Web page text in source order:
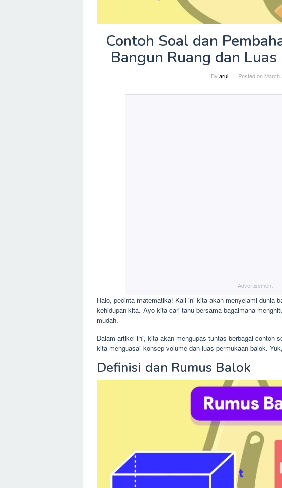
Contoh Soal dan
Bangun Ruang dan
By arul Posted on March
Advertisement
Halo, pecinta matematika! Kali ini kita akan menyelami dunia
kehidupan kita. Ayo kita cari tahu bersama bagaimana
mudah.
Dalam artikel ini, kita akan mengupas tuntas berbagai contoh
kita menguasai konsep volume dan luas permukaan balok.
Definisi dan Rumus Balok